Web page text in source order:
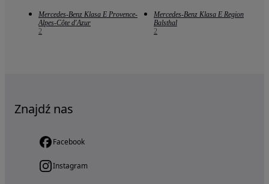
Mercedes-Benz Klasa E Provence-
Alpes-Côte d'Azur
2
Mercedes-Benz Klasa E Region
Balsthal
2
Znajdź nas
Facebook
Instagram